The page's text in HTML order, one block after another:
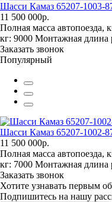
Шасси Камаз 65207-1003-
11 500 000р.
Полная масса автопоезда,
кг: 9000 Монтажная длина
Заказать звонок
Популярный
Шасси Камаз 65207-1002-
11 500 000р.
Полная масса автопоезда,
кг: 7000 Монтажная длина
Заказать звонок
Хотите узнавать первым
Подпишитесь на нашу